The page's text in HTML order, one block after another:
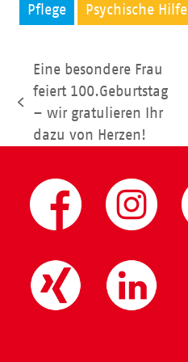
Pflege Psychische Hilfe
vorheriger
Beitrag:
Eine besondere Frau
feiert 100.Geburtstag
– wir gratulieren Ihr
dazu von Herzen!